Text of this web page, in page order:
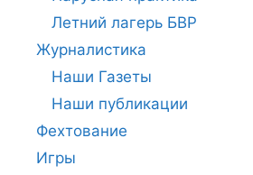
Летний лагерь БВР
Журналистика
Наши Газеты
Наши публикации
Фехтование
Игры